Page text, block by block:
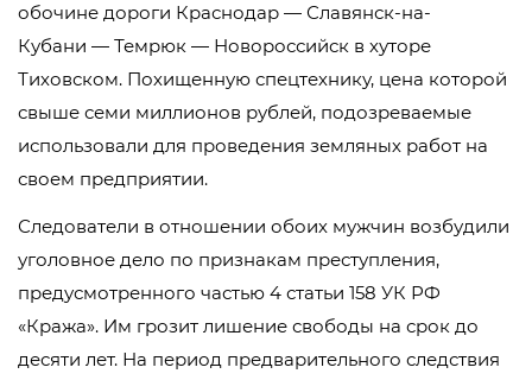
обочине дороги Краснодар — Славянск-на-
Кубани — Темрюк — Новороссийск в хуторе
Тиховском. Похищенную спецтехнику, цена которой
свыше семи миллионов рублей, подозреваемые
использовали для проведения земляных работ на
своем предприятии.
Следователи в отношении обоих мужчин возбудили
уголовное дело по признакам преступления,
предусмотренного частью 4 статьи 158 УК РФ
«Кража». Им грозит лишение свободы на срок до
десяти лет. На период предварительного следствия